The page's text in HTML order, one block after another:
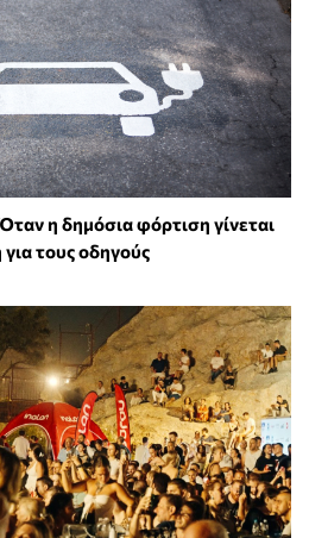
η δημόσια φόρτιση γίνεται
τους οδηγούς